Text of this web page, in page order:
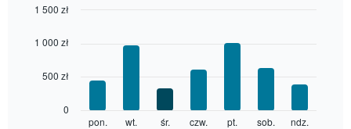
Wykres
chart
bars.
Poniższy
pon. wt. śr. czw. pt. sob. ndz.
0
500 zł
1 000 zł
1 500 zł